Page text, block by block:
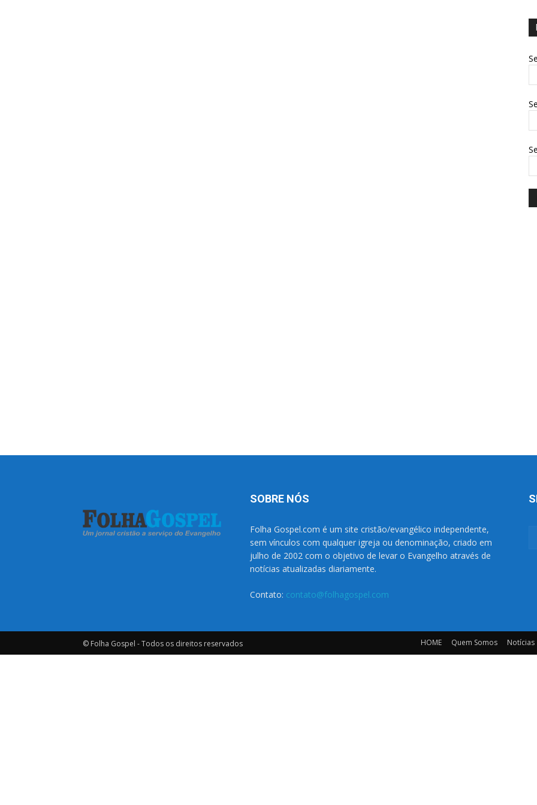
SOBRE NÓS
Folha Gospel.com é um site cristão/evangélico independente,
sem vínculos com qualquer igreja ou denominação, criado em
julho de 2002 com o objetivo de levar o Evangelho através de
notícias atualizadas diariamente.
Contato: contato@folhagospel.com
© Folha Gospel - Todos os direitos reservados HOME Quem Somos Notícias